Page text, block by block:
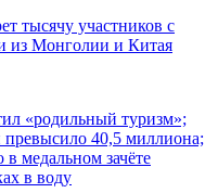
тысячу участников с
из Монголии и Китая
«родильный туризм»;
40,5 миллиона;
в медальном зачёте
в воду